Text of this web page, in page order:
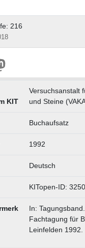
216
KIT
Versuchsanstalt
und Steine
Buchaufsatz
1992
Deutsch
KITopen-ID:
In:
Fachtagung für
Leinfelden 1992.